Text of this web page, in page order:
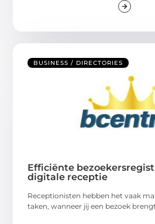
BUSINESS / DIRECTORIES
Efficiënte
digitale receptie
Receptionisten hebben het vaak
taken, wanneer jij een bezoek